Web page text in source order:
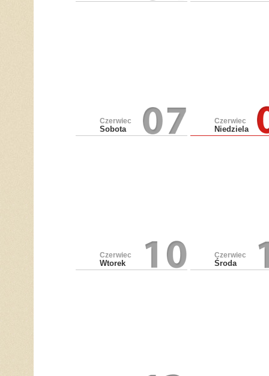
Czerwiec
Sobota
Czerwiec
Niedziela
Czerwiec
Wtorek
Czerwiec
Środa